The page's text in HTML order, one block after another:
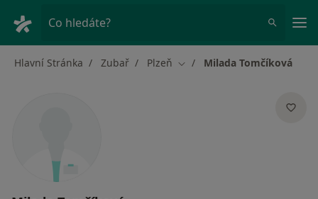
Co hledáte?
Hlavní Stránka Zubař Plzeň Změna města
Milada Tomčíková